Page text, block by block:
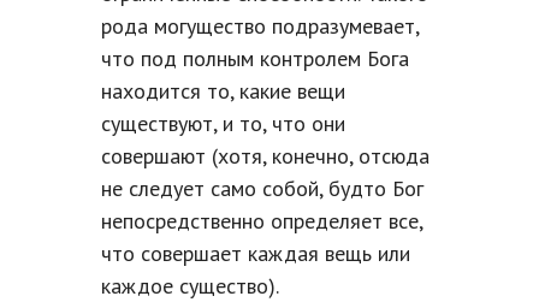
рода могущество подразумевает,
что под полным контролем Бога
находится то, какие вещи
существуют, и то, что они
совершают (хотя, конечно, отсюда
не следует само собой, будто Бог
непосредственно определяет все,
что совершает каждая вещь или
каждое существо).